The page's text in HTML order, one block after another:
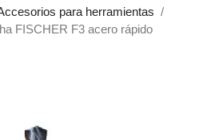
para herramientas
FISCHER F3 acero rápido